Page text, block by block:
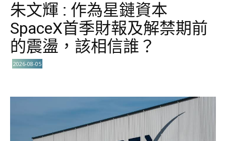
朱文輝 : 作為星鏈資本
SpaceX首季財報及解禁期前
的震盪，該相信誰？
2026-08-05